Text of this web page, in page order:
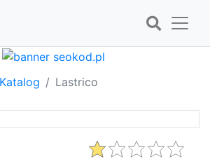
Katalog Lastrico